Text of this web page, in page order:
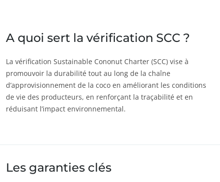
Japon (japonais)
Amérique
Argentine (espagnol)
Canada (anglais)
Mexique (espagnol)
A quoi sert la vérification SCC ?
La vérification Sustainable Cononut Charter (SCC) vise à
promouvoir la durabilité tout au long de la chaîne
d’approvisionnement de la coco en améliorant les conditions
de vie des producteurs, en renforçant la traçabilité et en
réduisant l’impact environnemental.
Les garanties clés